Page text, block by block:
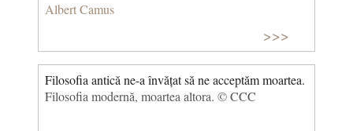
Albert Camus
>>>
Filosofia antică ne-a învățat să ne acceptăm moartea.
Filosofia modernă, moartea altora. © CCC